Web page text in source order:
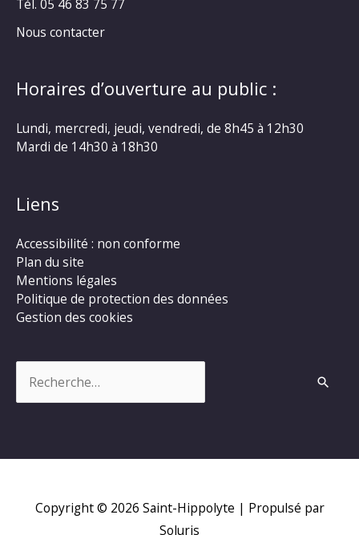
Tél. 05 46 83 75 77
Nous contacter
Horaires d’ouverture au public :
Lundi, mercredi, jeudi, vendredi, de 8h45 à 12h30
Mardi de 14h30 à 18h30
Liens
Accessibilité : non conforme
Plan du site
Mentions légales
Politique de protection des données
Gestion des cookies
Copyright © 2026 Saint-Hippolyte | Propulsé par
Soluris